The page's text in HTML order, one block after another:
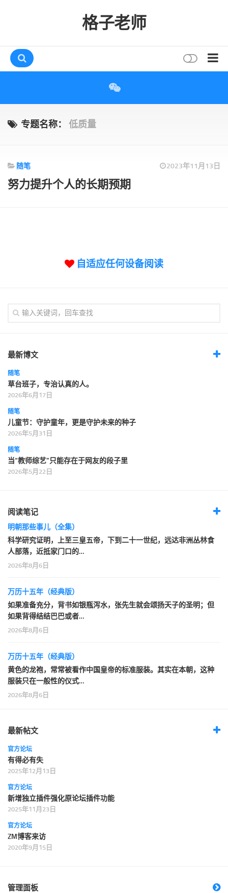
格子老师
互动
友情链接
专题名称： 低质量
随笔 2023年11月13日
努力提升个人的长期预期
自适应任何设备阅读
最新博文
随笔
草台班子，专治认真的人。
2026年6月17日
随笔
儿童节：守护童年，更是守护未来的种子
2026年5月31日
随笔
当“教师综艺”只能存在于网友的段子里
2026年5月22日
阅读笔记
明朝那些事儿（全集）
科学研究证明，上至三皇五帝，下到二十一世纪，远达非洲丛林食
人部落，近抵家门口的…
2026年8月6日
万历十五年（经典版）
如果准备充分，背书如银瓶泻水，张先生就会颂扬天子的圣明；但
如果背得结结巴巴或者…
2026年8月6日
万历十五年（经典版）
黄色的龙袍，常常被看作中国皇帝的标准服装。其实在本朝，这种
服装只在一般性的仪式…
2026年8月6日
最新帖文
官方论坛
有得必有失
2025年12月13日
官方论坛
新增独立插件强化原论坛插件功能
2025年11月23日
官方论坛
ZM博客来访
2020年9月15日
管理面板